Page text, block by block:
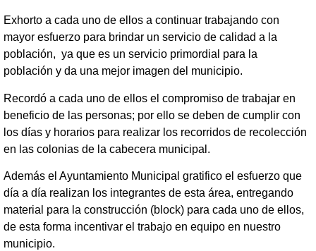
Exhorto a cada uno de ellos a continuar trabajando con
mayor esfuerzo para brindar un servicio de calidad a la
población, ya que es un servicio primordial para la
población y da una mejor imagen del municipio.
Recordó a cada uno de ellos el compromiso de trabajar en
beneficio de las personas; por ello se deben de cumplir con
los días y horarios para realizar los recorridos de recolección
en las colonias de la cabecera municipal.
Además el Ayuntamiento Municipal gratifico el esfuerzo que
día a día realizan los integrantes de esta área, entregando
material para la construcción (block) para cada uno de ellos,
de esta forma incentivar el trabajo en equipo en nuestro
municipio.